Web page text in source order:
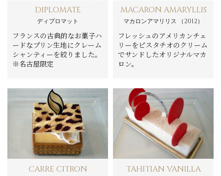
DIPLOMATE
ディプロマット
フランスの古典的なお菓子ハ
ードなプリン生地にクレーム
シャンティーを絞りました。
※名古屋限定
MACARON AMARYLLIS
マカロンアマリリス （2012）
フレッシュのアメリカンチェ
リーをピスタチオのクリーム
でサンドしたオリジナルマカ
ロン。
CARRE CITRON
TAHITIAN VANILLA